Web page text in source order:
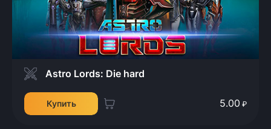
Astro Lords: Die hard
Купить 5.00 ₽